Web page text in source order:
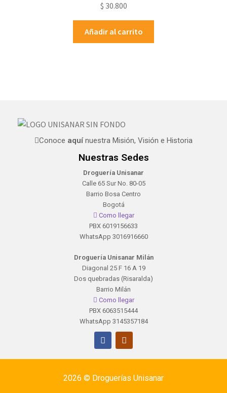
$ 30.800
Añadir al carrito
Conoce aquínuestra Misión, Visión e Historia
Nuestras Sedes
Droguería Unisanar
Calle 65 Sur No. 80-05
Barrio Bosa Centro
Bogotá
Como llegar
PBX 6019156633
WhatsApp 3016916660
Droguería Unisanar Milán
Diagonal 25 F 16 A 19
Dos quebradas (Risaralda)
Barrio Milán
Como llegar
PBX 6063515444
WhatsApp 3145357184
2026 © Droguerías Unisanar